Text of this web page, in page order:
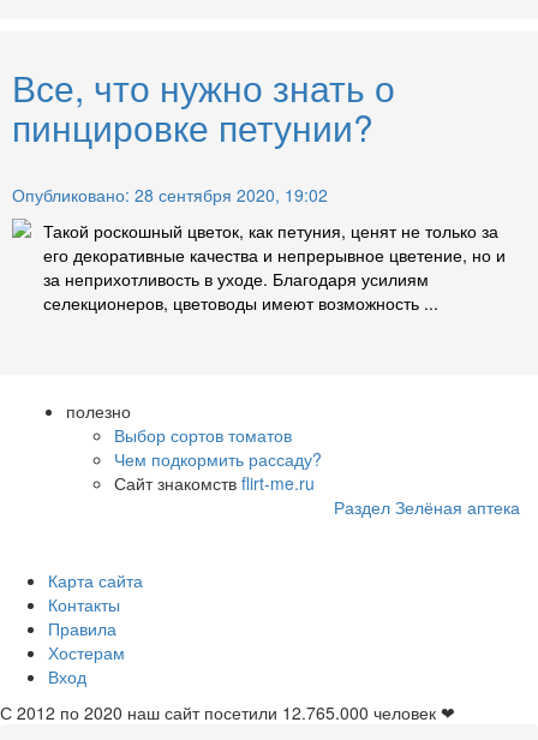
Все, что нужно знать о
пинцировке петунии?
Опубликовано: 28 сентября 2020, 19:02
Такой роскошный цветок, как петуния, ценят не только за
его декоративные качества и непрерывное цветение, но и
за неприхотливость в уходе. Благодаря усилиям
селекционеров, цветоводы имеют возможность ...
полезно
Выбор сортов томатов
Чем подкормить рассаду?
Сайт знакомств flirt-me.ru
Раздел Зелёная аптека
Карта сайта
Контакты
Правила
Хостерам
Вход
С 2012 по 2020 наш сайт посетили 12.765.000 человек ❤